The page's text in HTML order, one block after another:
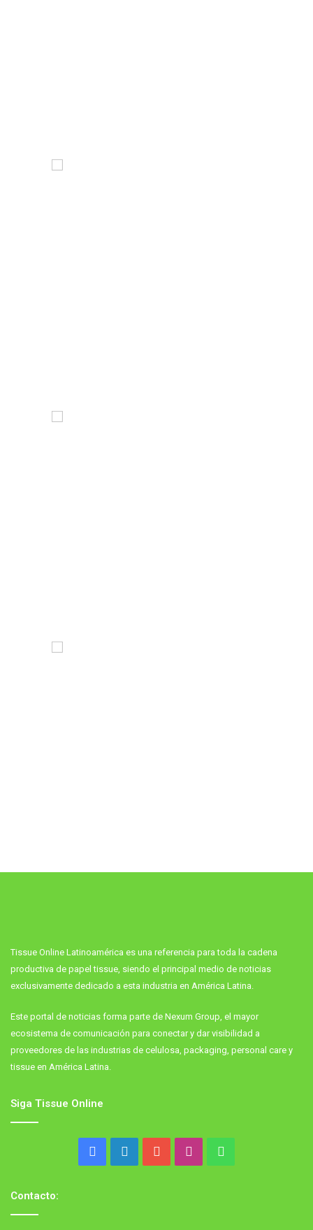
Tissue Online Latinoamérica es una referencia para toda la cadena
productiva de papel tissue, siendo el principal medio de noticias
exclusivamente dedicado a esta industria en América Latina.
Este portal de noticias forma parte de Nexum Group, el mayor
ecosistema de comunicación para conectar y dar visibilidad a
proveedores de las industrias de celulosa, packaging, personal care y
tissue en América Latina.
Siga Tissue Online
FacebookLinkedInYouTubeInstagram
Contacto: